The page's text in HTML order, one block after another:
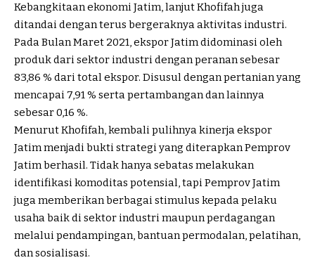
Kebangkitaan ekonomi Jatim, lanjut Khofifah juga
ditandai dengan terus bergeraknya aktivitas industri.
Pada Bulan Maret 2021, ekspor Jatim didominasi oleh
produk dari sektor industri dengan peranan sebesar
83,86 % dari total ekspor. Disusul dengan pertanian yang
mencapai 7,91 % serta pertambangan dan lainnya
sebesar 0,16 %.
Menurut Khofifah, kembali pulihnya kinerja ekspor
Jatim menjadi bukti strategi yang diterapkan Pemprov
Jatim berhasil. Tidak hanya sebatas melakukan
identifikasi komoditas potensial, tapi Pemprov Jatim
juga memberikan berbagai stimulus kepada pelaku
usaha baik di sektor industri maupun perdagangan
melalui pendampingan, bantuan permodalan, pelatihan,
dan sosialisasi.